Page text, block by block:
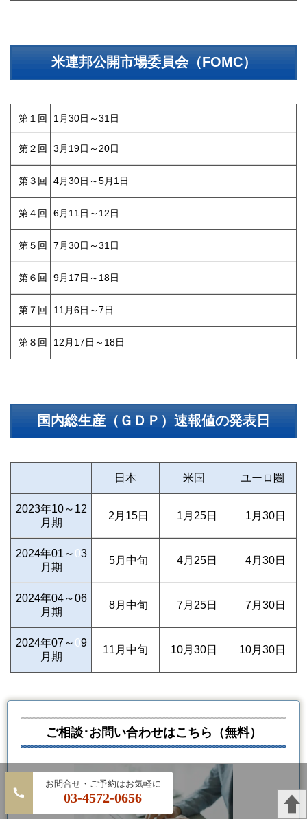
03-4572-0656
米連邦公開市場委員会（FOMC）
第１回 1月30日～31日
第２回 3月19日～20日
第３回 4月30日～5月1日
第４回 6月11日～12日
第５回 7月30日～31日
第６回 9月17日～18日
第７回 11月6日～7日
第８回 12月17日～18日
国内総生産（ＧＤＰ）速報値の発表日
日本 米国 ユーロ圏
2023年10～12
月期
2月15日 1月25日 1月30日
2024年01～ 03
月期
5月中旬 4月25日 4月30日
2024年04～06
月期
8月中旬 7月25日 7月30日
2024年07～ 09
月期
11月中旬 10月30日 10月30日
ご相談･お問い合わせはこちら（無料）